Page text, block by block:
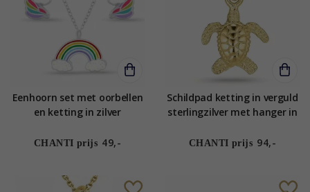
Eenhoorn set met oorbellen
en ketting in zilver
Ones
CHANTI prijs 49,-
Schildpad ketting in verguld
sterlingzilver met hanger in
CHANTI prijs 94,-